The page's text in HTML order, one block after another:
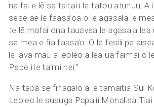
na fai e lē sa taitai i le tatou atunuu, A
sese ae lē faasa’oa o le agasala le
te lē mafai ona tauavea le agasala lea
se mea e fia faasa’o. O le fesili pe
lē lava mau a leoleo a lea ua faimai o
Pepe i le taimi nei.”
Na tapā se finagalo a le tamaitia Sui
Leoleo le susuga Papalii Monalisa